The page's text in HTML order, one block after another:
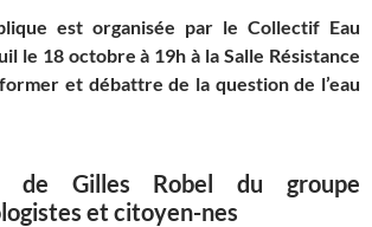
est organisée par le Collectif Eau
le 18 octobre à 19h à la Salle Résistance
et débattre de la question de l’eau
de Gilles Robel du groupe
et citoyen-nes